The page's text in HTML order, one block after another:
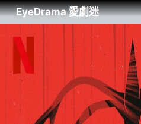
EyeDrama 愛劇迷